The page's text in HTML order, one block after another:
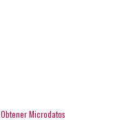
Obtener Microdatos